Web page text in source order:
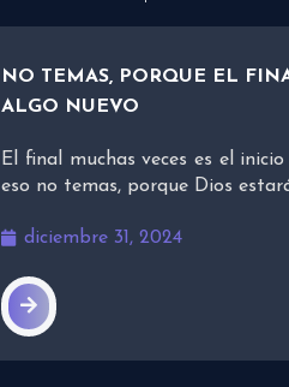
NO TEMAS, PORQUE EL
ALGO NUEVO
El final muchas veces es el
eso no temas, porque Dios
diciembre 31, 2024